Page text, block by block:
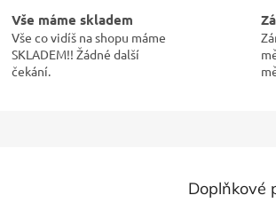
Vše máme skladem
Vše co vidíš na shopu máme
SKLADEM!! Žádné další
čekání.
Doplňkové